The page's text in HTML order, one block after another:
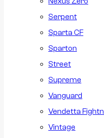
Serpent
Sparta CF
Sparton
Street
Supreme
Vanguard
Vendetta
Vintage